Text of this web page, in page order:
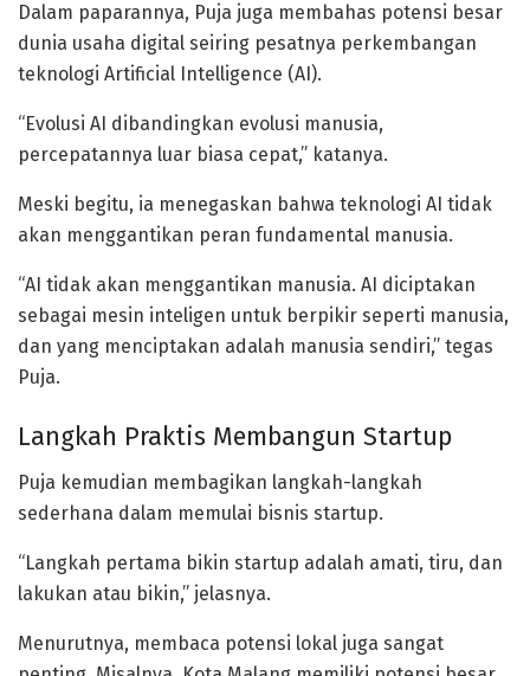
Dalam paparannya, Puja juga membahas potensi besar
dunia usaha digital seiring pesatnya perkembangan
teknologi Artificial Intelligence (AI).
“Evolusi AI dibandingkan evolusi manusia,
percepatannya luar biasa cepat,” katanya.
Meski begitu, ia menegaskan bahwa teknologi AI tidak
akan menggantikan peran fundamental manusia.
“AI tidak akan menggantikan manusia. AI diciptakan
sebagai mesin inteligen untuk berpikir seperti manusia,
dan yang menciptakan adalah manusia sendiri,” tegas
Puja.
Langkah Praktis Membangun Startup
Puja kemudian membagikan langkah-langkah
sederhana dalam memulai bisnis startup.
“Langkah pertama bikin startup adalah amati, tiru, dan
lakukan atau bikin,” jelasnya.
Menurutnya, membaca potensi lokal juga sangat